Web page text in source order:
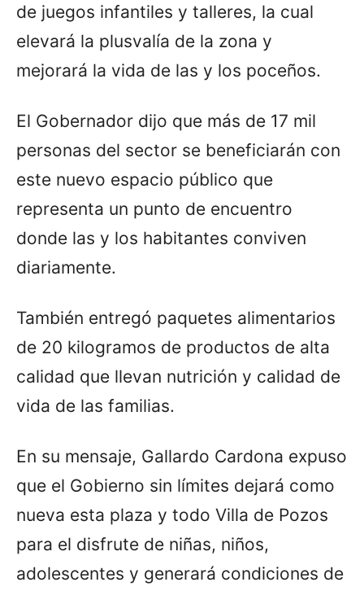
de juegos infantiles y talleres, la cual
elevará la plusvalía de la zona y
mejorará la vida de las y los poceños.
El Gobernador dijo que más de 17 mil
personas del sector se beneficiarán con
este nuevo espacio público que
representa un punto de encuentro
donde las y los habitantes conviven
diariamente.
También entregó paquetes alimentarios
de 20 kilogramos de productos de alta
calidad que llevan nutrición y calidad de
vida de las familias.
En su mensaje, Gallardo Cardona expuso
que el Gobierno sin límites dejará como
nueva esta plaza y todo Villa de Pozos
para el disfrute de niñas, niños,
adolescentes y generará condiciones de